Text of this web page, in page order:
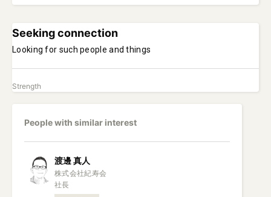
Seeking connection
Looking for such people and things
Strength
People with similar interest
渡邊真人
株式会社紀寿会
社長